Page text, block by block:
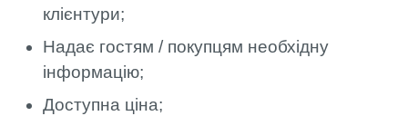
клієнтури;
Надає гостям / покупцям необхідну
інформацію;
Доступна ціна;